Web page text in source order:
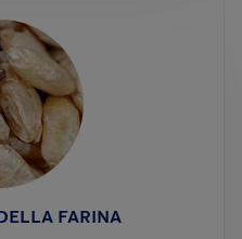
FARINA